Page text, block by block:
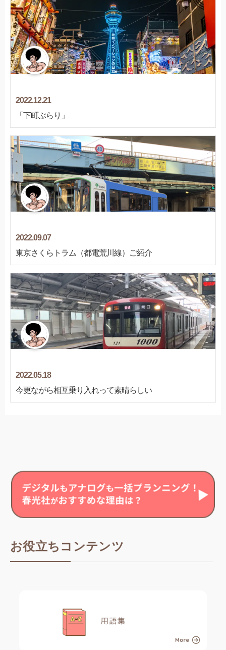
2022.12.21
「下町ぶらり」
2022.09.07
東京さくらトラム（都電荒川線）ご紹介
2022.05.18
今更ながら相互乗り入れって素晴らしい
お役立ちコンテンツ